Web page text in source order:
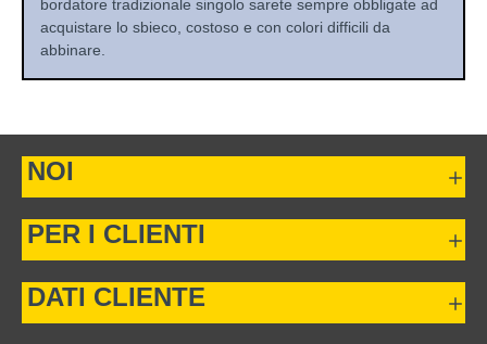
bordatore tradizionale singolo sarete sempre obbligate ad
acquistare lo sbieco, costoso e con colori difficili da
abbinare.
NOI
PER I CLIENTI
DATI CLIENTE